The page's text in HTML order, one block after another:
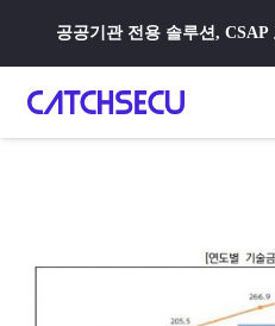
공공기관 전용 솔루션, CSAP